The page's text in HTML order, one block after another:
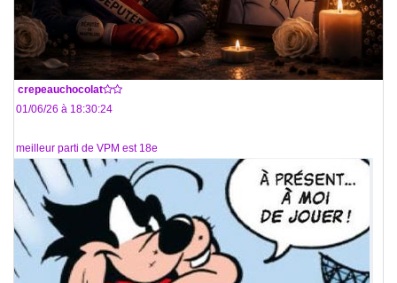
crepeauchocolat
Le 01/06/26 à 18:30:24
Le meilleur parti de VPM est 18e